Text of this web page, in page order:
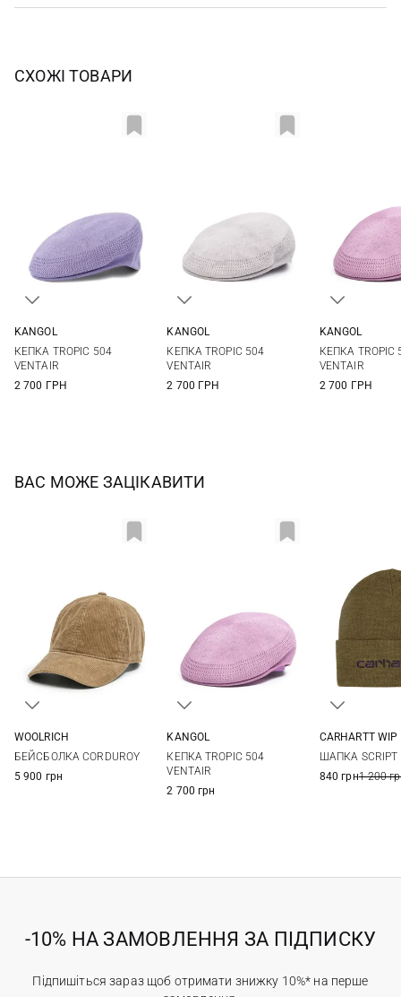
СХОЖІ ТОВАРИ
KANGOL
КЕПКА TROPIC 504
VENTAIR
2 700 ГРН
KANGOL
КЕПКА TROPIC 504
VENTAIR
2 700 ГРН
KANGOL
КЕПКА TROPIC
VENTAIR
2 700 ГРН
ВАС МОЖЕ ЗАЦІКАВИТИ
WOOLRICH
БЕЙСБОЛКА CORDUROY
5 900 грн
KANGOL
КЕПКА TROPIC 504
VENTAIR
2 700 грн
CARHARTT WIP
ШАПКА SCRIPT
840 грн1 200
-10% НА ЗАМОВЛЕННЯ ЗА ПІДПИСКУ
Підпишіться зараз щоб отримати знижку 10%* на перше